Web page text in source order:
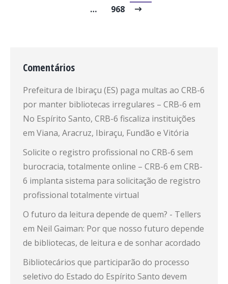
…
968
Comentários
Prefeitura de Ibiraçu (ES) paga multas ao CRB-6
por manter bibliotecas irregulares – CRB-6 em
No Espírito Santo, CRB-6 fiscaliza instituições
em Viana, Aracruz, Ibiraçu, Fundão e Vitória
Solicite o registro profissional no CRB-6 sem
burocracia, totalmente online – CRB-6 em CRB-
6 implanta sistema para solicitação de registro
profissional totalmente virtual
O futuro da leitura depende de quem? - Tellers
em Neil Gaiman: Por que nosso futuro depende
de bibliotecas, de leitura e de sonhar acordado
Bibliotecários que participarão do processo
seletivo do Estado do Espírito Santo devem